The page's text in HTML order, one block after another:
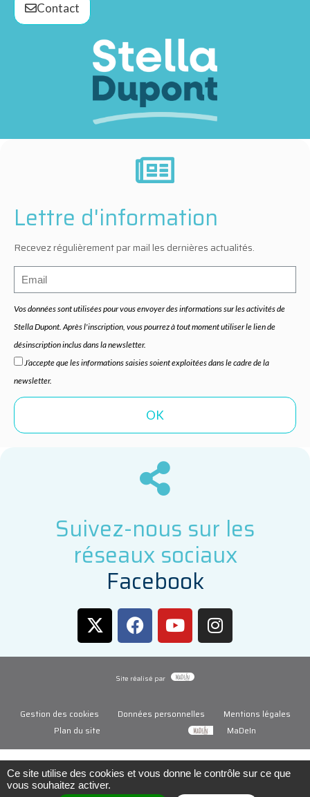
Ce site utilise des cookies et vous donne le contrôle sur ce que
vous souhaitez activer.
Contact
Lettre d'information
Recevez régulièrement par mail les dernières actualités.
Vos données sont utilisées pour vous envoyer des informations sur les activités de
Stella Dupont. Après l'inscription, vous pourrez à tout moment utiliser le lien de
désinscription inclus dans la newsletter.
J’accepte que les informations saisies soient exploitées dans le cadre de la
newsletter.
Suivez-nous sur les
réseaux sociaux
Facebook
Site réalisé par
Gestion des cookies Données personnelles
Mentions légales
Plan du site
MaDeIn